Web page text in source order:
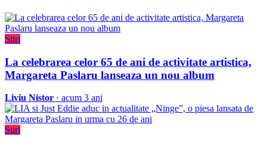
Stiri
La celebrarea celor 65 de ani de activitate artistica,
Margareta Paslaru lanseaza un nou album
Liviu Nistor · acum 3 ani
Stiri